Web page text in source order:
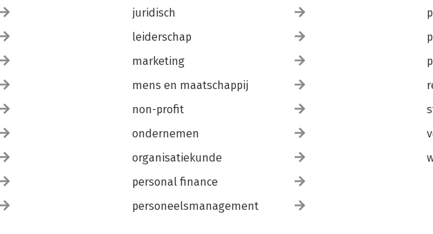
juridisch
leiderschap
marketing
mens en maatschappij
non-profit
ondernemen
organisatiekunde
personal finance
personeelsmanagement